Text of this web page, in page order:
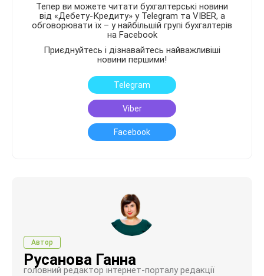
Тепер ви можете читати бухгалтерські новини
від «Дебету-Кредиту» у Telegram та VIBER, а
обговорювати їх – у найбільшій групі бухгалтерів
на Facebook
Приєднуйтесь і дізнавайтесь найважливіші
новини першими!
Telegram
Viber
Facebook
Автор
Русанова Ганна
головний редактор інтернет-порталу редакції